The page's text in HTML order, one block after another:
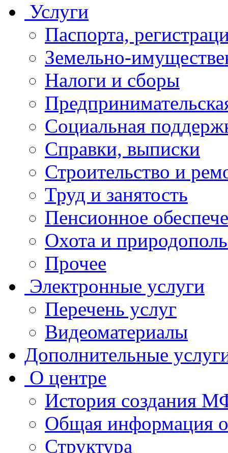
Услуги
Паспорта,
Земельно-
Налоги и сборы
Социальная
Справки, выписки
Строительство и
Труд и занятость
Пенсионное
Охота и
Прочее
Электронные услуги
Перечень услуг
Видеоматериалы
Дополнительные
О центре
История создания
Общая
Структура